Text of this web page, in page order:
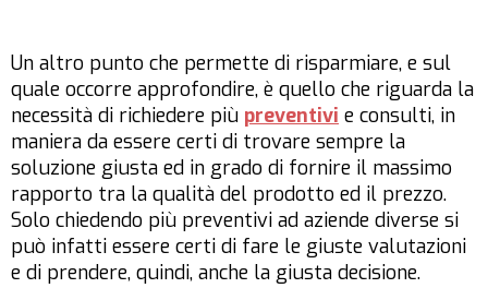
Un altro punto che permette di risparmiare, e sul
quale occorre approfondire, è quello che riguarda la
necessità di richiedere più preventivi e consulti, in
maniera da essere certi di trovare sempre la
soluzione giusta ed in grado di fornire il massimo
rapporto tra la qualità del prodotto ed il prezzo.
Solo chiedendo più preventivi ad aziende diverse si
può infatti essere certi di fare le giuste valutazioni
e di prendere, quindi, anche la giusta decisione.